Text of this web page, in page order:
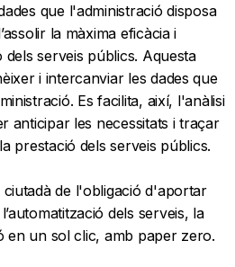
que l'administració disposa
la màxima eficàcia i
serveis públics. Aquesta
i intercanviar les dades que
Es facilita, així, l'anàlisi
anticipar les necessitats i traçar
prestació dels serveis públics.
de l'obligació d'aportar
dels serveis, la
en un sol clic, amb paper zero.